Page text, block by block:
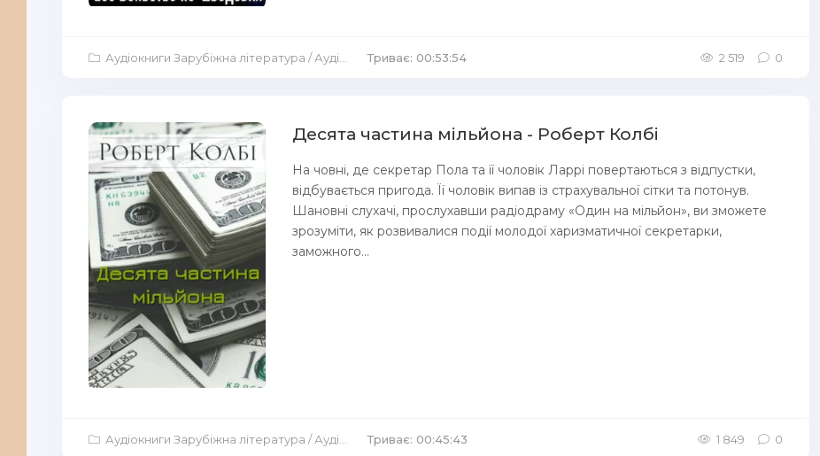
Аудіокниги Зарубіжна література /Аудіокниги Аудіо-вистави Триває: 00:53:54 2 519 0
Десята частина мільйона - Роберт Колбі
На човні, де секретар Пола та її чоловік Ларрі повертаються з відпустки,
відбувається пригода. Її чоловік випав із страхувальної сітки та потонув.
Шановні слухачі, прослухавши радіодраму «Один на мільйон», ви зможете
зрозуміти, як розвивалися події молодої харизматичної секретарки,
заможного...
Аудіокниги Зарубіжна література /Аудіокниги Аудіо-вистави Триває: 00:45:43 1 849 0